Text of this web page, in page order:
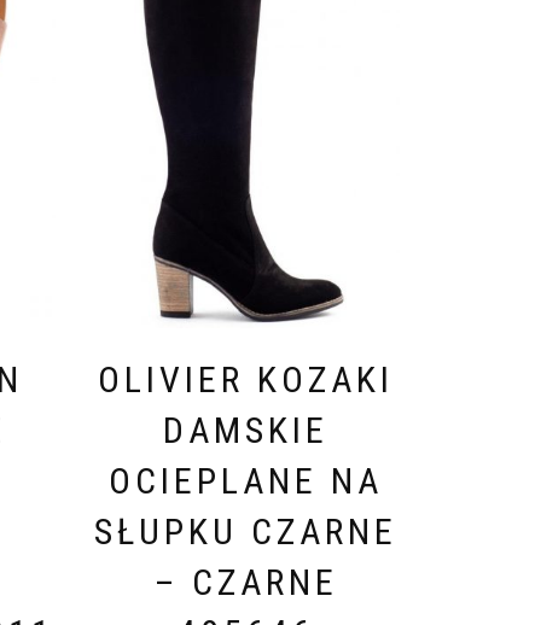
OLIVIER KOZAKI
DAMSKIE
OCIEPLANE NA
SŁUPKU CZARNE
– CZARNE